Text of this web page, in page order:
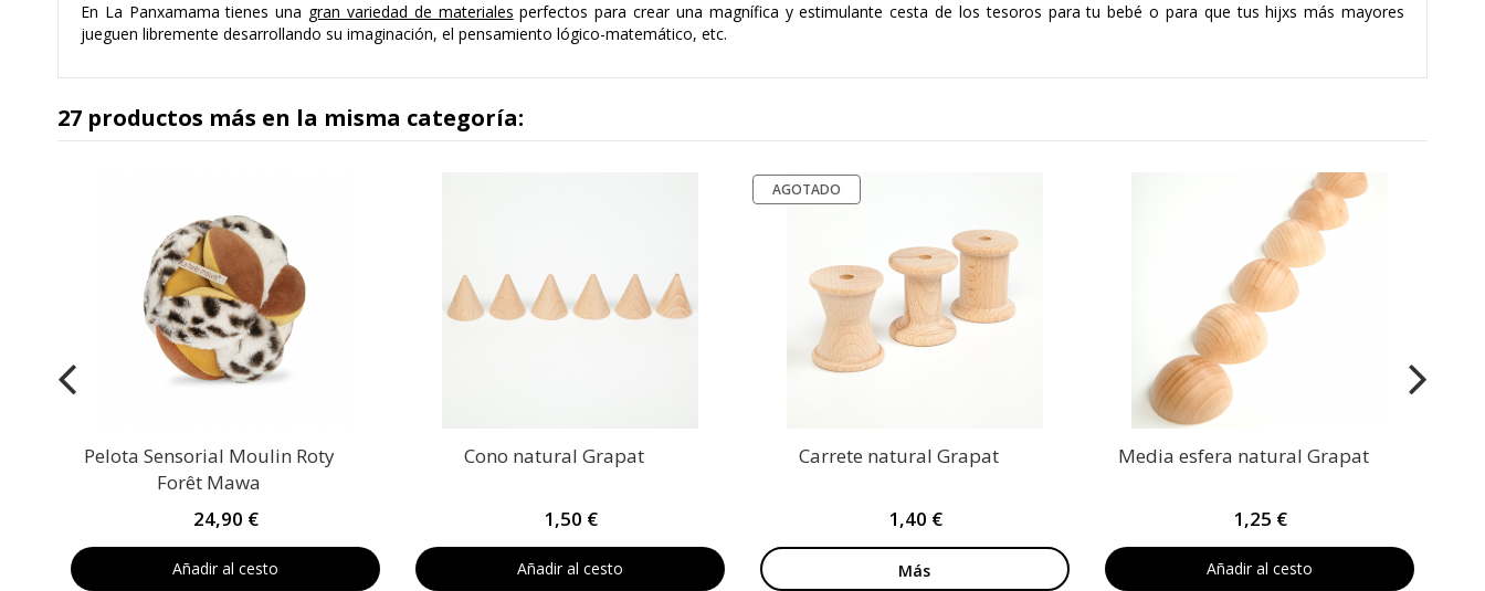
En La Panxamama tienes una gran variedad de materiales perfectos para crear una magnífica y estimulante cesta de los tesoros para tu bebé o para que tus hijxs más mayores
jueguen libremente desarrollando su imaginación, el pensamiento lógico-matemático, etc.
27 productos más en la misma categoría:
Pelota Sensorial Moulin Roty
Forêt Mawa
24,90 €
Añadir al cesto
Cono natural Grapat
1,50 €
Añadir al cesto
AGOTADO
Carrete natural Grapat
1,40 €
Más
Media esfera natural Grapat
1,25 €
Añadir al cesto